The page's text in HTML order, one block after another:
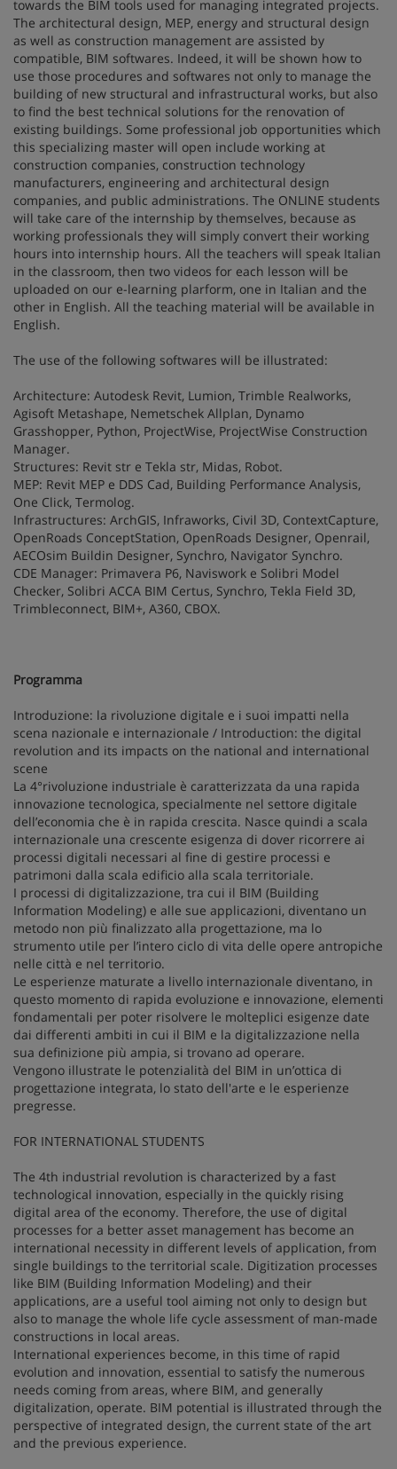
towards the BIM tools used for managing integrated projects.
The architectural design, MEP, energy and structural design
as well as construction management are assisted by
compatible, BIM softwares. Indeed, it will be shown how to
use those procedures and softwares not only to manage the
building of new structural and infrastructural works, but also
to find the best technical solutions for the renovation of
existing buildings. Some professional job opportunities which
this specializing master will open include working at
construction companies, construction technology
manufacturers, engineering and architectural design
companies, and public administrations. The ONLINE students
will take care of the internship by themselves, because as
working professionals they will simply convert their working
hours into internship hours. All the teachers will speak Italian
in the classroom, then two videos for each lesson will be
uploaded on our e-learning plarform, one in Italian and the
other in English. All the teaching material will be available in
English.
The use of the following softwares will be illustrated:
Architecture: Autodesk Revit, Lumion, Trimble Realworks,
Agisoft Metashape, Nemetschek Allplan, Dynamo
Grasshopper, Python, ProjectWise, ProjectWise Construction
Manager.
Structures: Revit str e Tekla str, Midas, Robot.
MEP: Revit MEP e DDS Cad, Building Performance Analysis,
One Click, Termolog.
Infrastructures: ArchGIS, Infraworks, Civil 3D, ContextCapture,
OpenRoads ConceptStation, OpenRoads Designer, Openrail,
AECOsim Buildin Designer, Synchro, Navigator Synchro.
CDE Manager: Primavera P6, Naviswork e Solibri Model
Checker, Solibri ACCA BIM Certus, Synchro, Tekla Field 3D,
Trimbleconnect, BIM+, A360, CBOX.
Programma
Introduzione: la rivoluzione digitale e i suoi impatti nella
scena nazionale e internazionale / Introduction: the digital
revolution and its impacts on the national and international
scene
La 4°rivoluzione industriale è caratterizzata da una rapida
innovazione tecnologica, specialmente nel settore digitale
dell’economia che è in rapida crescita. Nasce quindi a scala
internazionale una crescente esigenza di dover ricorrere ai
processi digitali necessari al fine di gestire processi e
patrimoni dalla scala edificio alla scala territoriale.
I processi di digitalizzazione, tra cui il BIM (Building
Information Modeling) e alle sue applicazioni, diventano un
metodo non più finalizzato alla progettazione, ma lo
strumento utile per l’intero ciclo di vita delle opere antropiche
nelle città e nel territorio.
Le esperienze maturate a livello internazionale diventano, in
questo momento di rapida evoluzione e innovazione, elementi
fondamentali per poter risolvere le molteplici esigenze date
dai differenti ambiti in cui il BIM e la digitalizzazione nella
sua definizione più ampia, si trovano ad operare.
Vengono illustrate le potenzialità del BIM in un’ottica di
progettazione integrata, lo stato dell'arte e le esperienze
pregresse.
FOR INTERNATIONAL STUDENTS
The 4th industrial revolution is characterized by a fast
technological innovation, especially in the quickly rising
digital area of the economy. Therefore, the use of digital
processes for a better asset management has become an
international necessity in different levels of application, from
single buildings to the territorial scale. Digitization processes
like BIM (Building Information Modeling) and their
applications, are a useful tool aiming not only to design but
also to manage the whole life cycle assessment of man-made
constructions in local areas.
International experiences become, in this time of rapid
evolution and innovation, essential to satisfy the numerous
needs coming from areas, where BIM, and generally
digitalization, operate. BIM potential is illustrated through the
perspective of integrated design, the current state of the art
and the previous experience.